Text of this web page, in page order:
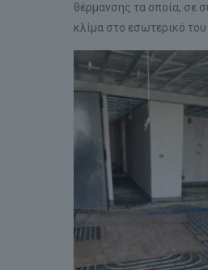
θέρμανσης τα οποία, σε
κλίμα στο εσωτερικό